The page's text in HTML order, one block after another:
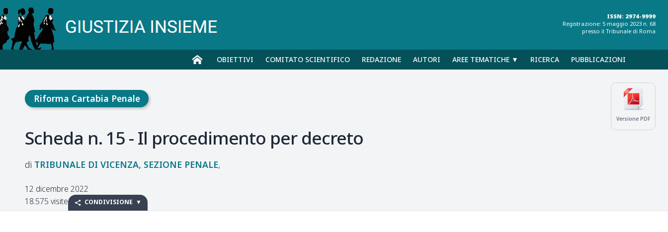
ISSN: 2974-9999
Registrazione: 5 maggio 2023 n. 68
presso il Tribunale di Roma
OBIETTIVI COMITATO SCIENTIFICO REDAZIONE AUTORI AREE TEMATICHE ▼ RICERCA PUBBLICAZIONI
Versione PDF
Riforma Cartabia Penale
Scheda n. 15 - Il procedimento per decreto
TRIBUNALE DI VICENZA, SEZIONE PENALE
12 dicembre 2022
18.575 visite
CONDIVISIONE